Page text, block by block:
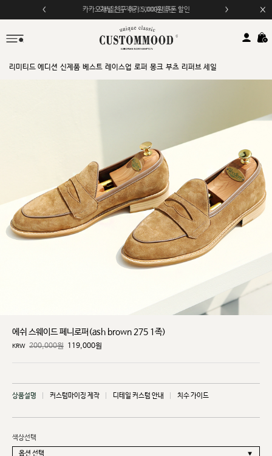
모바일 앱 자동 2,000원 할인
리미티드 에디션 신제품 베스트 레이스업 로퍼 몽크 부츠 리퍼브 세일
에쉬 스웨이드 페니로퍼(ash brown 275 1족)
KRW 200,000원 119,000원
상품설명 커스텀마이징 제작 디테일 커스텀 안내 치수 가이드
색상선택